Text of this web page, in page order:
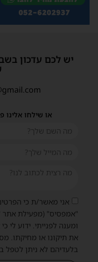
יש לכם עדכון
או שילחו אלינו
אני מאשר/ת כי
"אמפסיס" (מפעילת אתר
ומענה לפנייתי. ידוע לי
את תיקונו או מחיקתו.
בלעדיהם לא ניתן לטפל